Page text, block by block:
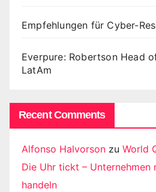
Empfehlungen für Cyber-
Everpure: Robertson Head
LatAm
Recent Comments
Alfonso Halvorson zu World
Die Uhr tickt – Unternehmen
handeln